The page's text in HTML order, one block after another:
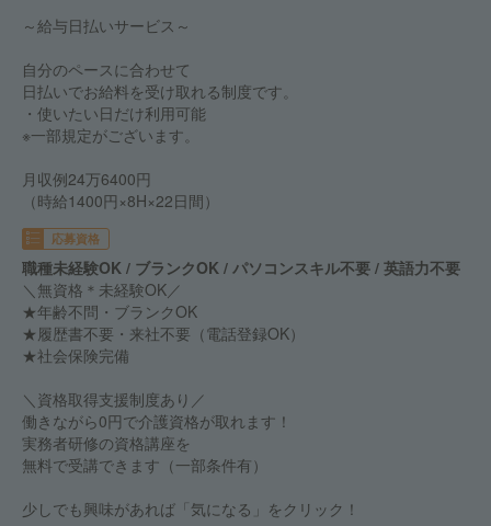
～給与日払いサービス～
自分のペースに合わせて
日払いでお給料を受け取れる制度です。
・使いたい日だけ利用可能
※一部規定がございます。
月収例24万6400円
（時給1400円×8H×22日間）
応募資格
職種未経験OK / ブランクOK / パソコンスキル不要 / 英語力不要
＼無資格＊未経験OK／
★年齢不問・ブランクOK
★履歴書不要・来社不要（電話登録OK）
★社会保険完備
＼資格取得支援制度あり／
働きながら0円で介護資格が取れます！
実務者研修の資格講座を
無料で受講できます（一部条件有）
少しでも興味があれば「気になる」をクリック！